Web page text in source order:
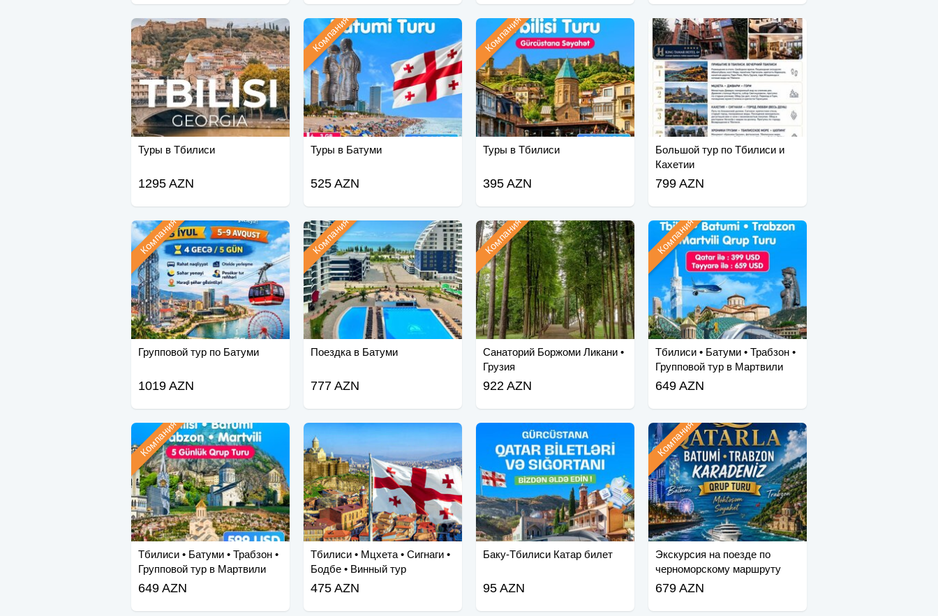
Туры в Тбилиси
1295 AZN
Туры в Батуми
Компания
525 AZN
Туры в Тбилиси
Компания
395 AZN
Большой тур по Тбилиси и
Кахетии
799 AZN
Групповой тур по Батуми
Компания
1019 AZN
Поездка в Батуми
Компания
777 AZN
Санаторий Боржоми Ликани •
Грузия
Компания
922 AZN
Тбилиси • Батуми • Трабзон •
Групповой тур в Мартвили
Компания
649 AZN
Тбилиси • Батуми • Трабзон •
Групповой тур в Мартвили
Компания
649 AZN
Тбилиси • Мцхета • Сигнаги •
Бодбе • Винный тур
475 AZN
Баку-Тбилиси Катар билет
95 AZN
Экскурсия на поезде по
черноморскому маршруту
Трабзон-Батуми-Тбилиси
Компания
679 AZN